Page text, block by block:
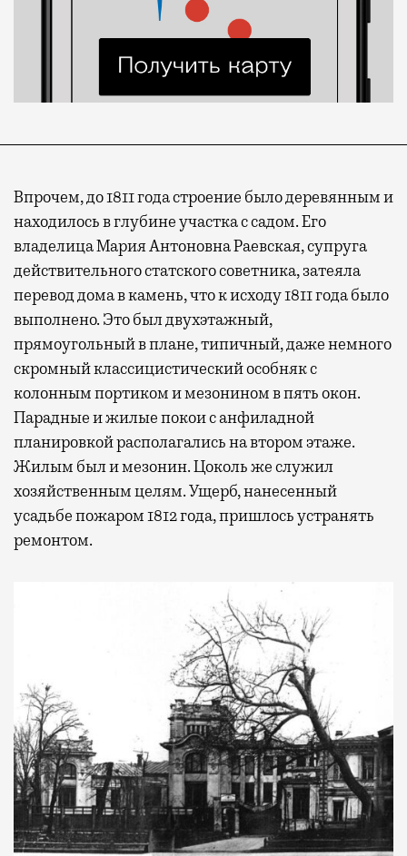
Впрочем, до 1811 года строение было деревянным и
находилось в глубине участка с садом. Его
владелица Мария Антоновна Раевская, супруга
действительного статского советника, затеяла
перевод дома в камень, что к исходу 1811 года было
выполнено. Это был двухэтажный,
прямоугольный в плане, типичный, даже немного
скромный классицистический особняк с
колонным портиком и мезонином в пять окон.
Парадные и жилые покои с анфиладной
планировкой располагались на втором этаже.
Жилым был и мезонин. Цоколь же служил
хозяйственным целям. Ущерб, нанесенный
усадьбе пожаром 1812 года, пришлось устранять
ремонтом.